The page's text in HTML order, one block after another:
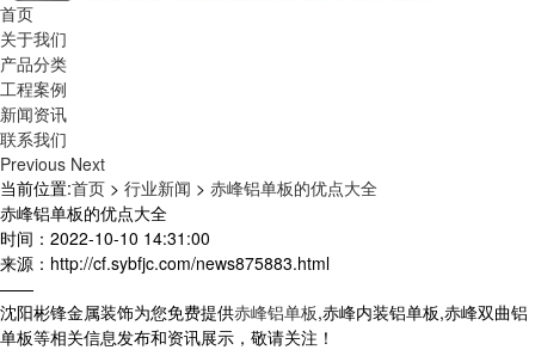
首页
关于我们
产品分类
工程案例
新闻资讯
联系我们
Previous Next
当前位置:首页 > 行业新闻 > 赤峰铝单板的优点大全
赤峰铝单板的优点大全
时间：2022-10-10 14:31:00
来源：http://cf.sybfjc.com/news875883.html
——
沈阳彬锋金属装饰为您免费提供赤峰铝单板,赤峰内装铝单板,赤峰双曲铝
单板等相关信息发布和资讯展示，敬请关注！